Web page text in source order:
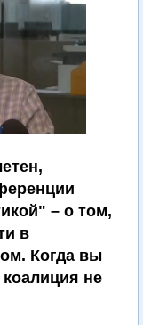
– о том,
в
Когда вы
не